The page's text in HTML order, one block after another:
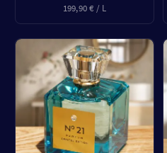
199,90 € / L